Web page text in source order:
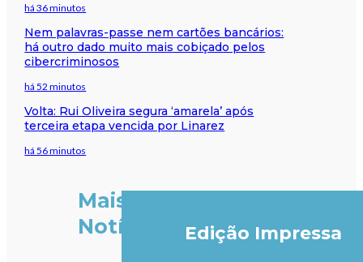
há 36 minutos
Nem palavras-passe nem cartões bancários:
há outro dado muito mais cobiçado pelos
cibercriminosos
há 52 minutos
Volta: Rui Oliveira segura ‘amarela’ após
terceira etapa vencida por Linarez
há 56 minutos
Mais
Notícias
Edição Impressa